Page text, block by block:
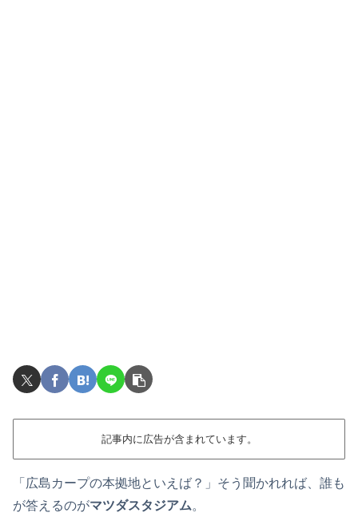
記事内に広告が含まれています。
「広島カープの本拠地といえば？」そう聞かれれば、誰も
が答えるのがマツダスタジアム。